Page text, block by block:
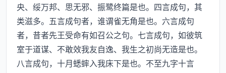
央、绥万邦、思无邪、振鹭终篇是也。四言成句，其
类滋多。五言成句者，谁谓雀无角是也。六言成句
者，昔者先王受命有如召公之句。七言成句，如彼筑
室于道谋、不敢效我友自逸、我生之初尚无造是也。
八言成句，十月蟋蟀入我床下是也。不至九字十言